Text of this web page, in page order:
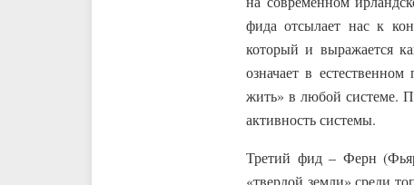
фида отсылает нас к
который и выражается
означает в
жить» в любой системе.
активность системы.
Третий фид – Ферн